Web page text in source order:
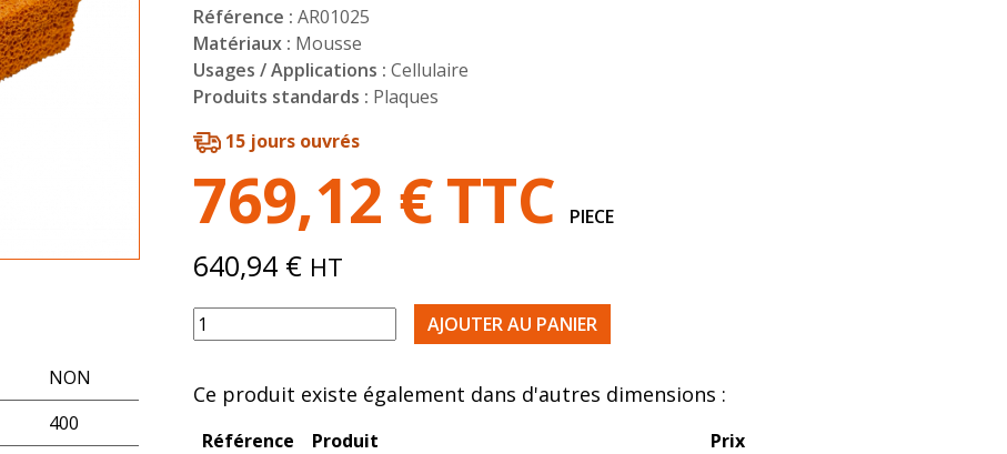
NON
400
Référence : AR01025
Matériaux : Mousse
Usages / Applications : Cellulaire
Produits standards : Plaques
15 jours ouvrés
769,12 €TTC PIECE
640,94 € HT
quantité de PLAQUE MOUSSE ORANGE 1400X600 EP40 230KGS FINE
AJOUTER AU PANIER
Ce produit existe également dans d'autres dimensions :
Référence Produit
Prix